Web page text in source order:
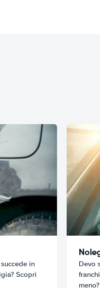
in
Scopri
Devo